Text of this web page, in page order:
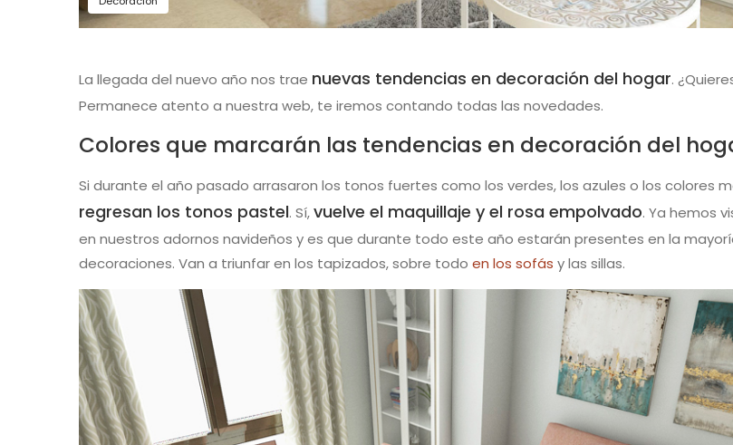
La llegada del nuevo año nos trae nuevas tendencias en decoración del hogar.
Permanece atento a nuestra web, te iremos contando todas las novedades.
Colores que marcarán las tendencias en decoración del
Si durante el año pasado arrasaron los tonos fuertes como los verdes, los azules o los colores
regresan los tonos pastel. Sí,vuelve el maquillaje y el rosa empolvado. Ya hemos
en nuestros adornos navideños y es que durante todo este año estarán presentes en la
decoraciones. Van a triunfar en los tapizados, sobre todo en los sofás y las sillas.